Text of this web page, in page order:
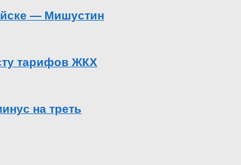
— Мишустин
тарифов ЖКХ
на треть